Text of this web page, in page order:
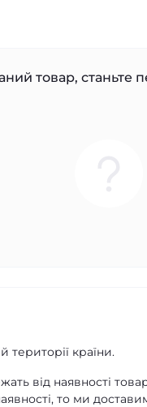
товар, станьте
території країни.
від наявності
то ми